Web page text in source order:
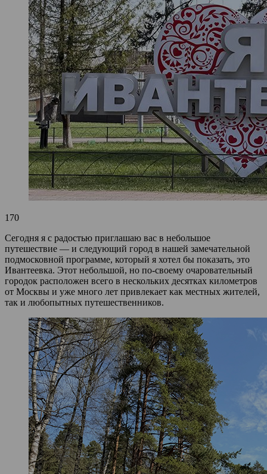
170
Сегодня я с радостью приглашаю вас в небольшое
путешествие — и следующий город в нашей замечательной
подмосковной программе, который я хотел бы показать, это
Ивантеевка. Этот небольшой, но по‑своему очаровательный
городок расположен всего в нескольких десятках километров
от Москвы и уже много лет привлекает как местных жителей,
так и любопытных путешественников.